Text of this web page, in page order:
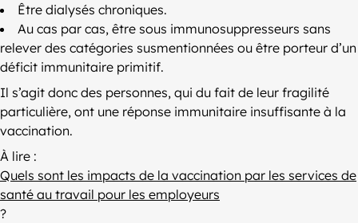
Être dialysés chroniques.
Au cas par cas, être sous immunosuppresseurs sans
relever des catégories susmentionnées ou être porteur d’un
déficit immunitaire primitif.
Il s’agit donc des personnes, qui du fait de leur fragilité
particulière, ont une réponse immunitaire insuffisante à la
vaccination.
À lire :
Quels sont les impacts de la vaccination par les services de
santé au travail pour les employeurs
?